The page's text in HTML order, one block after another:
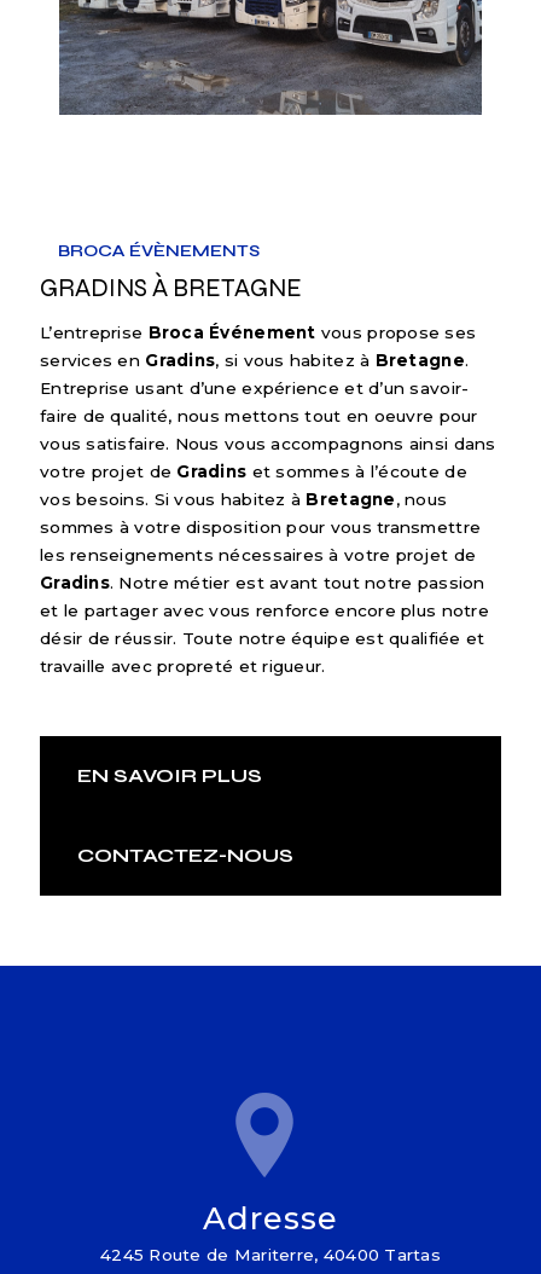
BROCA ÉVÈNEMENTS
GRADINS À BRETAGNE
L’entreprise Broca Événement vous propose ses
services en Gradins, si vous habitez à Bretagne.
Entreprise usant d’une expérience et d’un savoir-
faire de qualité, nous mettons tout en oeuvre pour
vous satisfaire. Nous vous accompagnons ainsi dans
votre projet de Gradins et sommes à l’écoute de
vos besoins. Si vous habitez à Bretagne, nous
sommes à votre disposition pour vous transmettre
les renseignements nécessaires à votre projet de
Gradins. Notre métier est avant tout notre passion
et le partager avec vous renforce encore plus notre
désir de réussir. Toute notre équipe est qualifiée et
travaille avec propreté et rigueur.
EN SAVOIR PLUS
CONTACTEZ-NOUS
Adresse
4245 Route de Mariterre, 40400 Tartas